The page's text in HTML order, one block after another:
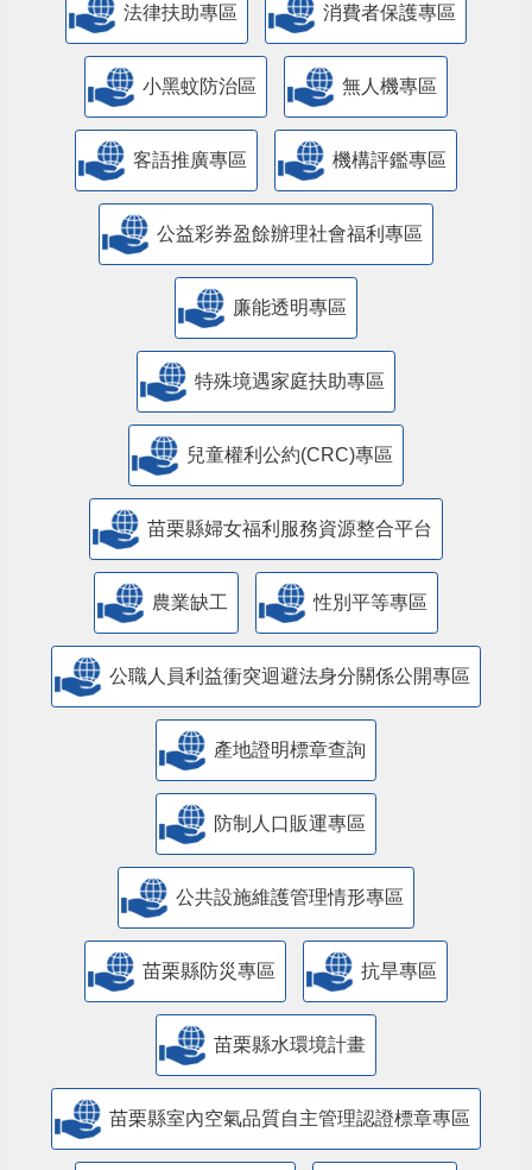
法律扶助專區 消費者保護專區
小黑蚊防治區 無人機專區
客語推廣專區 機構評鑑專區
公益彩券盈餘辦理社會福利專區
廉能透明專區
特殊境遇家庭扶助專區
兒童權利公約(CRC)專區
苗栗縣婦女福利服務資源整合平台
農業缺工 性別平等專區
公職人員利益衝突迴避法身分關係公開專區
產地證明標章查詢
防制人口販運專區
​公共設施維護管理情形專區
苗栗縣防災專區 抗旱專區
苗栗縣水環境計畫
苗栗縣室內空氣品質自主管理認證標章專區